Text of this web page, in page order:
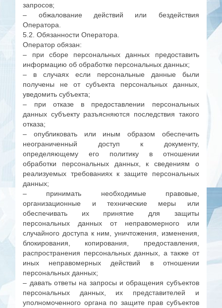
запросов;
– обжалование действий или бездействия
Оператора.
5.2. Обязанности Оператора.
Оператор обязан:
– при сборе персональных данных предоставить
информацию об обработке персональных данных;
– в случаях если персональные данные были
получены не от субъекта персональных данных,
уведомить субъекта;
– при отказе в предоставлении персональных
данных субъекту разъясняются последствия такого
отказа;
– опубликовать или иным образом обеспечить
неограниченный доступ к документу,
определяющему его политику в отношении
обработки персональных данных, к сведениям о
реализуемых требованиях к защите персональных
данных;
– принимать необходимые правовые,
организационные и технические меры или
обеспечивать их принятие для защиты
персональных данных от неправомерного или
случайного доступа к ним, уничтожения, изменения,
блокирования, копирования, предоставления,
распространения персональных данных, а также от
иных неправомерных действий в отношении
персональных данных;
– давать ответы на запросы и обращения субъектов
персональных данных, их представителей и
уполномоченного органа по защите прав субъектов